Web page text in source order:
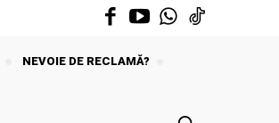
NEVOIE DE RECLAMĂ?